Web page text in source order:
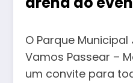
O Parque
Vamos Passear –
um convite para